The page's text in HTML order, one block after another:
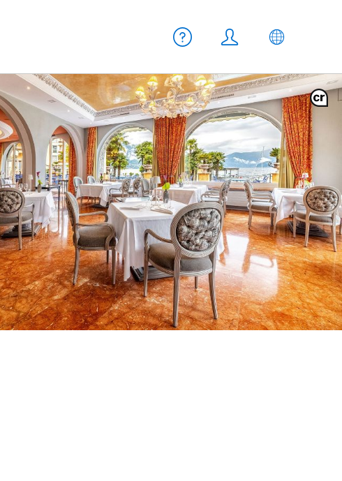
Meta Navigation
Aiuto
Login IT